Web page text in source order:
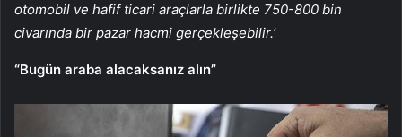
otomobil ve hafif ticari araçlarla birlikte 750-800 bin
civarında bir pazar hacmi gerçekleşebilir.’
“Bugün araba alacaksanız alın”